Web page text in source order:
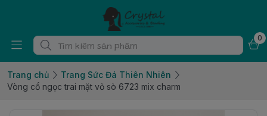
0
Trang chủ
Trang Sức Đá Thiên Nhiên
Vòng cổ ngọc trai mặt vỏ sò 6723 mix charm